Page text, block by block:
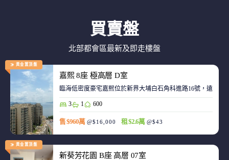
買賣盤
北部都會區最新及即走樓盤
黃金置頂盤
嘉熙 8座 極高層 D室
臨海低密度豪宅嘉熙位於新界大埔白石角科進路16號，遠離
3 1 600
售 $960萬 @$16,000 租 $2.6萬 @$43
黃金置頂盤
新葵芳花園 B座 高層 07室